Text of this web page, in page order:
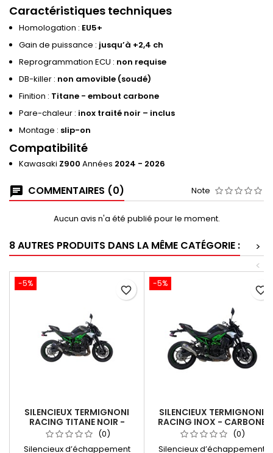
Caractéristiques techniques
Homologation : EU5+
Gain de puissance : jusqu’à +2,4 ch
Reprogrammation ECU : non requise
DB-killer : non amovible (soudé)
Finition : Titane - embout carbone
Pare-chaleur : inox traité noir – inclus
Montage : slip-on
Compatibilité
Kawasaki Z900 Années 2024 - 2026
COMMENTAIRES (0) Note
Aucun avis n'a été publié pour le moment.
8 AUTRES PRODUITS DANS LA MÊME CATÉGORIE :
>
<
-5%
SILENCIEUX TERMIGNONI
RACING TITANE NOIR -
CARBONE POUR KAWASAKI Z
900 2024-2025
(0)
Silencieux d’échappement
favorite_border
-5%
SILENCIEUX TERMIGNONI
RACING INOX - CARBONE
POUR KAWASAKI Z 900
2024-2025
(0)
Silencieux d’échappement
favorite_border